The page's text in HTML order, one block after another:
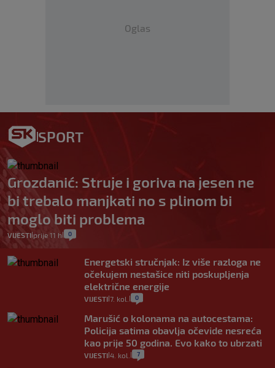
Oglas
SPORT
Grozdanić: Struje i goriva na jesen ne
bi trebalo manjkati no s plinom bi
moglo biti problema
VIJESTI| prije 11 h 0
Energetski stručnjak: Iz više razloga ne
očekujem nestašice niti poskupljenja
električne energije
VIJESTI 7. kol. 0
Marušić o kolonama na autocestama:
Policija satima obavlja očevide nesreća
kao prije 50 godina. Evo kako to ubrzati
VIJESTI 4. kol. 7